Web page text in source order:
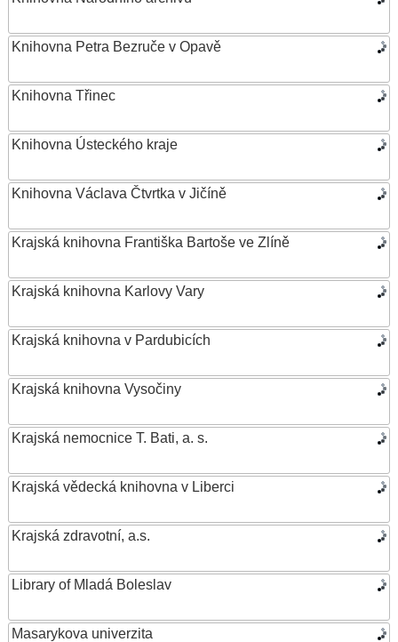
Knihovna Petra Bezruče v Opavě
Knihovna Třinec
Knihovna Ústeckého kraje
Knihovna Václava Čtvrtka v Jičíně
Krajská knihovna Františka Bartoše ve Zlíně
Krajská knihovna Karlovy Vary
Krajská knihovna v Pardubicích
Krajská knihovna Vysočiny
Krajská nemocnice T. Bati, a. s.
Krajská vědecká knihovna v Liberci
Krajská zdravotní, a.s.
Library of Mladá Boleslav
Masarykova univerzita